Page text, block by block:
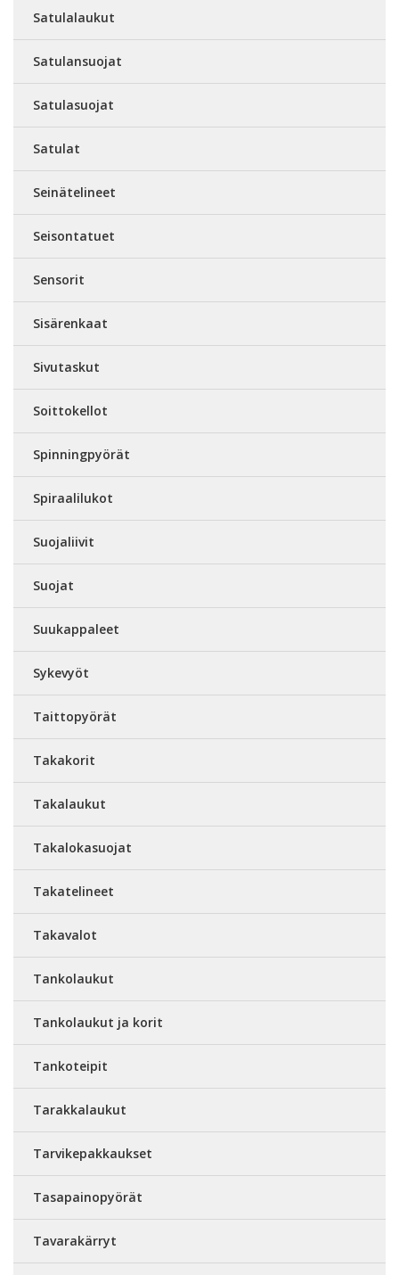
Satulalaukut
Satulansuojat
Satulasuojat
Satulat
Seinätelineet
Seisontatuet
Sensorit
Sisärenkaat
Sivutaskut
Soittokellot
Spinningpyörät
Spiraalilukot
Suojaliivit
Suojat
Suukappaleet
Sykevyöt
Taittopyörät
Takakorit
Takalaukut
Takalokasuojat
Takatelineet
Takavalot
Tankolaukut
Tankolaukut ja korit
Tankoteipit
Tarakkalaukut
Tarvikepakkaukset
Tasapainopyörät
Tavarakärryt